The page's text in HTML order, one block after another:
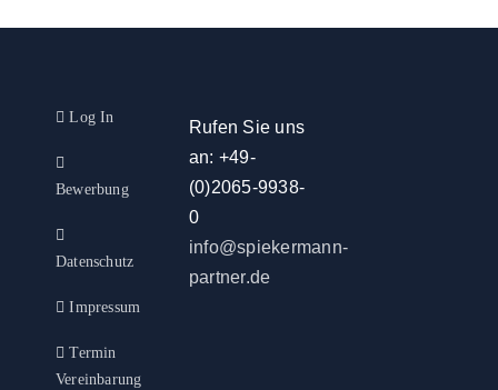
Log In
Bewerbung
Datenschutz
Impressum
Termin
Vereinbarung
Rufen Sie uns
an: +49-
(0)2065-9938-
0
info@spiekermann-
partner.de